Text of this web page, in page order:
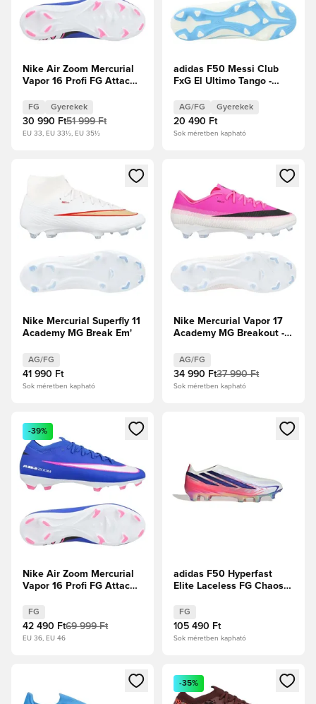
Nike Air Zoom Mercurial
Vapor 16 Profi FG Attack -
FG Gyerekek
30 990 Ft51 999 Ft
EU 33, EU 33½, EU 35½
adidas F50 Messi Club
FxG El Ultimo Tango -
ragyogás/Icey Blue
Gyerek
AG/FG Gyerekek
20 490 Ft
Sok méretben kapható
Megnyit egy modált a bejelentkezéshez vagy a tagként
Nike Mercurial Superfly 11
Academy MG Break Em'
AG/FG
41 990 Ft
Sok méretben kapható
Megnyit egy modált a
Nike Mercurial Vapor 17
Academy MG Breakout -
AG/FG
34 990 Ft37 990 Ft
Sok méretben kapható
Megnyit egy modált a bejelentkezéshez vagy a tagként
-39%
Nike Air Zoom Mercurial
Vapor 16 Profi FG Attack -
FG
42 490 Ft69 999 Ft
EU 36, EU 46
Megnyit egy modált a
adidas F50 Hyperfast
Elite Laceless FG Chaos
FG
105 490 Ft
Sok méretben kapható
Megnyit egy modált a bejelentkezéshez vagy a tagként
Megnyit egy modált a
-35%